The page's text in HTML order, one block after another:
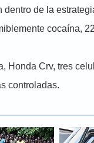
dentro de la
cocaína,
Honda Crv, tres
controladas.